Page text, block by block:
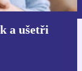
a ušetři